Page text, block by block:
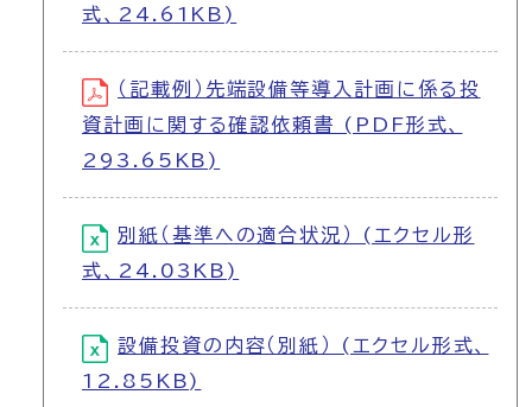
式、24.61KB)
（記載例）先端設備等導入計画に係る投
資計画に関する確認依頼書 (PDF形式、
293.65KB)
別紙（基準への適合状況） (エクセル形
式、24.03KB)
設備投資の内容（別紙） (エクセル形式、
12.85KB)